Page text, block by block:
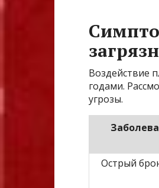
Воздействие
годами.
угрозы.
Острый